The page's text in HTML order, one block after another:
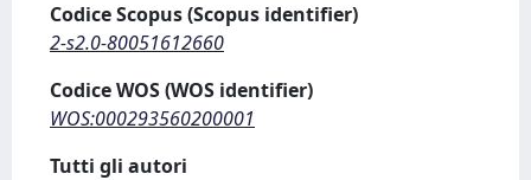
Codice Scopus (Scopus identifier)
2-s2.0-80051612660
Codice WOS (WOS identifier)
WOS:000293560200001
Tutti gli autori